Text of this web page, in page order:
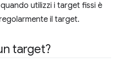
utilizzi i target fissi è
il target.
target?